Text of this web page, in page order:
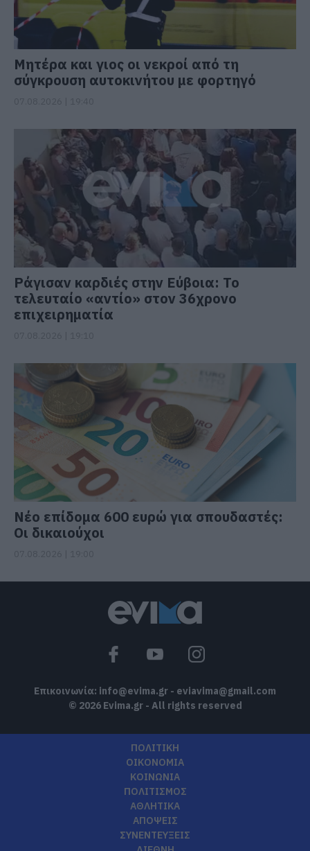
Μητέρα και γιος οι νεκροί από τη
σύγκρουση αυτοκινήτου με φορτηγό
Ράγισαν καρδιές στην Εύβοια: Το
τελευταίο «αντίο» στον 36χρονο
επιχειρηματία
Νέο επίδομα 600 ευρώ για σπουδαστές:
Οι δικαιούχοι
Επικοινωνία: info@evima.gr - eviavima@gmail.com
© 2026 Evima.gr - All rights reserved
ΠΟΛΙΤΙΚΗ
ΟΙΚΟΝΟΜΙΑ
ΚΟΙΝΩΝΙΑ
ΠΟΛΙΤΙΣΜΟΣ
ΑΘΛΗΤΙΚΑ
ΑΠΟΨΕΙΣ
ΣΥΝΕΝΤΕΥΞΕΙΣ